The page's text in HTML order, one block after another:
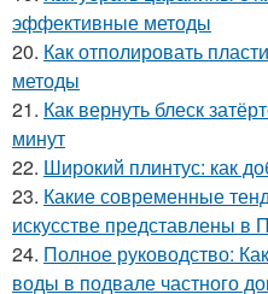
эффективные методы
20. Как отполировать
методы
21. Как вернуть блеск
минут
22. Широкий плинтус: как
23. Какие современные
искусстве представлены в
24. Полное руководство:
воды в подвале частного